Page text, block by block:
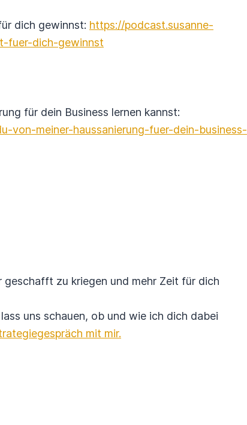
dich gewinnst: https://podcast.susanne-
fuer-dich-gewinnst
für dein Business lernen kannst:
von-meiner-haussanierung-fuer-dein-business-
geschafft zu kriegen und mehr Zeit für dich
uns schauen, ob und wie ich dich dabei
mit mir.